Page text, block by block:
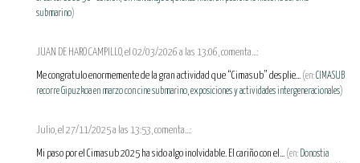
submarino)
JUAN DE HARO CAMPILLO, el 02/03/2026 a las 13:06, comenta...:
Me congratulo enormemente de la gran actividad que “Cimasub” desplie... (en:CIMASUB
recorre Gipuzkoa en marzo con cine submarino, exposiciones y actividades intergeneracionales)
Julio, el 27/11/2025 a las 13:53, comenta...:
Mi paso por el Cimasub 2025 ha sido algo inolvidable. El cariño con el... (en: Donostia